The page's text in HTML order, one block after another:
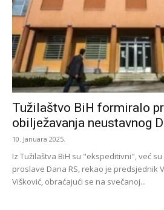
Tužilaštvo BiH formiralo
obilježavanja neustavnog
10. Januara 2025.
Iz Tužilaštva BiH su "ekspeditivni", već
proslave Dana RS, rekao je predsjednik
Višković, obraćajući se na svečanoj...